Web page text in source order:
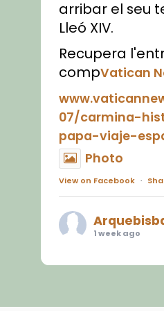
arribar el seu
Lleó XIV.
Recupera
compVatican
07/carmina-
papa-viaje-
Photo
View on Facebook ·
1 week ago